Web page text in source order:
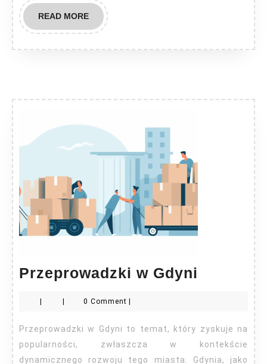
READ MOREREAD
MORE
Przeprowadzki w Gdyni
| | 0 Comment |
Przeprowadzki w Gdyni to temat, który zyskuje na
popularności, zwłaszcza w kontekście
dynamicznego rozwoju tego miasta. Gdynia, jako